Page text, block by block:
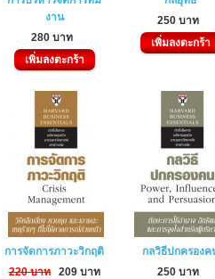
งาน
280 บาท
เพิ่มลงตะกร้า
250 บาท
เพิ่มลงตะกร้า
การจัดการภาวะวิกฤติ
220 บาท
209 บาท
กลวิธีปกครองค
250 บาท